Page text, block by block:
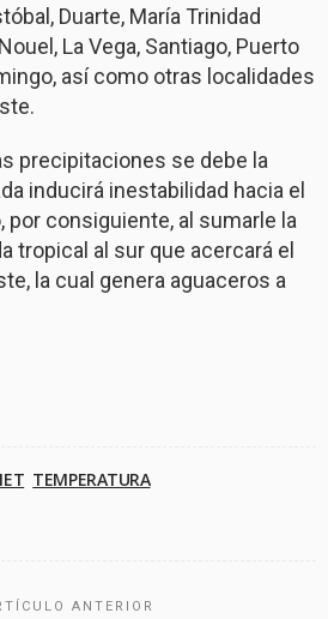
Duarte, María Trinidad
La Vega, Santiago, Puerto
así como otras localidades
precipitaciones se debe la
inducirá inestabilidad hacia el
consiguiente, al sumarle la
tropical al sur que acercará el
la cual genera aguaceros a
TEMPERATURA
ANTERIOR